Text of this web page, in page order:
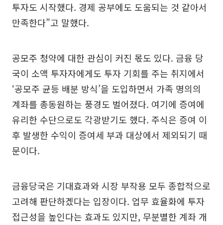
투자도 시작했다. 경제 공부에도 도움되는 것 같아서
만족한다”고 말했다.
공모주 청약에 대한 관심이 커진 몫도 있다. 금융 당
국이 소액 투자자에게도 투자 기회를 주는 취지에서
‘공모주 균등 배분 방식’을 도입하면서 가족 명의의
계좌를 총동원하는 풍경도 벌어졌다. 여기에 증여에
유리한 수단으로도 각광받기도 했다. 주식은 증여 이
후 발생한 수익이 증여세 부과 대상에서 제외되기 때
문이다.
금융당국은 기대효과와 시장 부작용 모두 종합적으로
고려해 판단하겠다는 입장이다. 업무 효율화에 투자
접근성을 높인다는 효과도 있지만, 무분별한 계좌 개